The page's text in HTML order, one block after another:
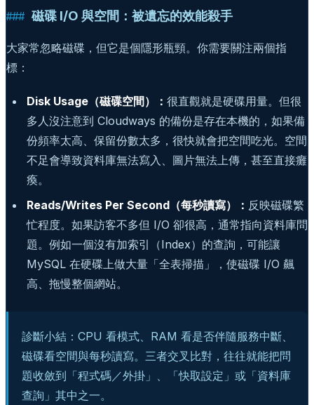
磁碟 I/O 與空間：被遺忘的效能殺手
大家常忽略磁碟，但它是個隱形瓶頸。你需要關注兩個指
標：
Disk Usage（磁碟空間）： 很直觀就是硬碟用量。但很
多人沒注意到 Cloudways 的備份是存在本機的，如果備
份頻率太高、保留份數太多，很快就會把空間吃光。空間
不足會導致資料庫無法寫入、圖片無法上傳，甚至直接癱
瘓。
Reads/Writes Per Second（每秒讀寫）： 反映磁碟繁
忙程度。如果訪客不多但 I/O 卻很高，通常指向資料庫問
題。例如一個沒有加索引（Index）的查詢，可能讓
MySQL 在硬碟上做大量「全表掃描」，使磁碟 I/O 飆
高、拖慢整個網站。
診斷小結：CPU 看模式、RAM 看是否伴隨服務中斷、
磁碟看空間與每秒讀寫。三者交叉比對，往往就能把問
題收斂到「程式碼／外掛」、「快取設定」或「資料庫
查詢」其中之一。